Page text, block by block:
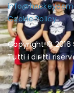
Cookie Policy
Copyright © 2016
Tutti i diritti